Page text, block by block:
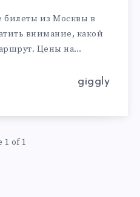
билеты из Москвы в
внимание, какой
Цены на…
giggly
1 of 1